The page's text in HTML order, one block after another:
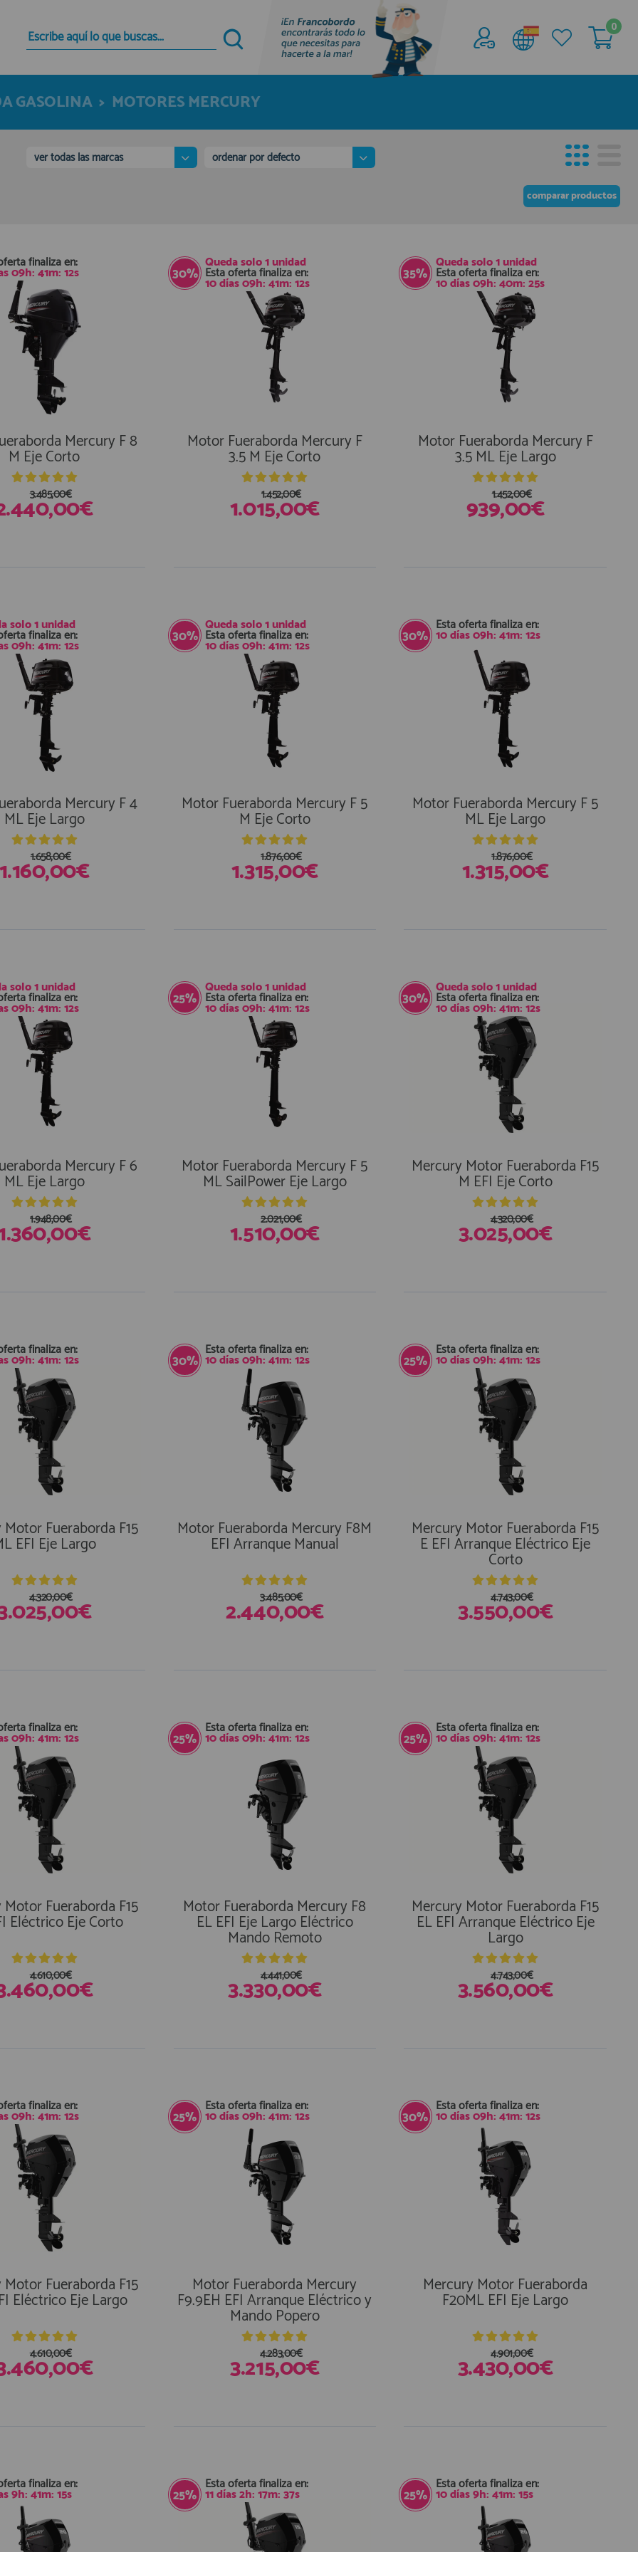
Quiero registrarme
Nuevo cliente
Al crear una cuenta en francobordo.com podrás
tienda virtual, revisar el estado de tus pedidos y
consultar tus operaciones anteriores.
Acceder al
Área profesionales
Únete ya a los mas de de 500 Profesionales de
la Náutica
registro profesional
0
GASOLINA > MOTORES MERCURY
ver todas las marcas ordenar por defecto
comparar productos
finaliza en:
09h:41m:11s
Mercury F 8
M Eje Corto
3.485,00€
30%
Queda solo1 unidad
Esta oferta finaliza en:
10días09h:41m:11s
Motor Fueraborda Mercury F
3.5 M Eje Corto
1.015,00€
1.452,00€
35%
Queda solo1 unidad
Esta oferta finaliza en:
10días09h:40m:24s
Motor Fueraborda Mercury F
3.5 ML Eje Largo
939,00€
1.452,00€
solo1 unidad
finaliza en:
09h:41m:11s
Mercury F 4
ML Eje Largo
1.160,00€
1.658,00€
30%
Queda solo1 unidad
Esta oferta finaliza en:
10días09h:41m:11s
Motor Fueraborda Mercury F 5
M Eje Corto
1.315,00€
1.876,00€
30%
Esta oferta finaliza en:
10días09h:41m:11s
Motor Fueraborda Mercury F 5
ML Eje Largo
1.315,00€
1.876,00€
solo1 unidad
finaliza en:
09h:41m:11s
Mercury F 6
ML Eje Largo
1.948,00€
25%
Queda solo1 unidad
Esta oferta finaliza en:
10días09h:41m:11s
Motor Fueraborda Mercury F 5
ML SailPower Eje Largo
1.510,00€
2.021,00€
30%
Queda solo1 unidad
Esta oferta finaliza en:
10días09h:41m:11s
Mercury Motor Fueraborda F15
M EFI Eje Corto
3.025,00€
4.320,00€
finaliza en:
09h:41m:11s
Fueraborda F15
EFI Eje Largo
4.320,00€
30%
Esta oferta finaliza en:
10días09h:41m:11s
Motor Fueraborda Mercury F8M
EFI Arranque Manual
2.440,00€
3.485,00€
25%
Esta oferta finaliza en:
10días09h:41m:11s
Mercury Motor Fueraborda F15
E EFI Arranque Eléctrico Eje
Corto
3.550,00€
4.743,00€
finaliza en:
09h:41m:11s
Fueraborda F15
Eléctrico Eje Corto
4.610,00€
25%
Esta oferta finaliza en:
10días09h:41m:11s
Motor Fueraborda Mercury F8
EL EFI Eje Largo Eléctrico
Mando Remoto
3.330,00€
4.441,00€
25%
Esta oferta finaliza en:
10días09h:41m:11s
Mercury Motor Fueraborda F15
EL EFI Arranque Eléctrico Eje
Largo
3.560,00€
4.743,00€
finaliza en:
09h:41m:11s
Fueraborda F15
Eléctrico Eje Largo
4.610,00€
25%
Esta oferta finaliza en:
10días09h:41m:11s
Motor Fueraborda Mercury
F9.9EH EFI Arranque Eléctrico y
Mando Popero
3.215,00€
4.283,00€
30%
Esta oferta finaliza en:
10días09h:41m:11s
Mercury Motor Fueraborda
F20ML EFI Eje Largo
3.430,00€
4.901,00€
finaliza en:
9h:41m:15s 25%
Esta oferta finaliza en:
11días2h:17m:37s 25%
Esta oferta finaliza en:
10días9h:41m:15s